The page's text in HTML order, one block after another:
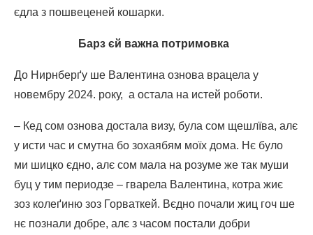
єдла з пошвеценей кошарки.
Барз єй важна потримовка
До Нирнберґу ше Валентина ознова врацела у
новембру 2024. року, а остала на истей роботи.
– Кед сом ознова достала визу, була сом щешлїва, алє
у исти час и смутна бо зохаябям моїх дома. Нє було
ми шицко єдно, алє сом мала на розуме же так муши
буц у тим периодзе – гварела Валентина, котра жиє
зоз колеґиню зоз Горваткей. Вєдно почали жиц гоч ше
нє познали добре, алє з часом постали добри